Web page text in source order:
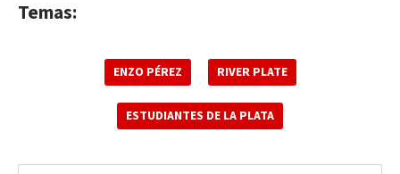
Temas:
ENZO PÉREZ RIVER PLATE
ESTUDIANTES DE LA PLATA